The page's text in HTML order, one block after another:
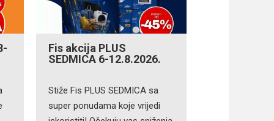
Fis akcija PLUS
SEDMICA 6-12.8.2026.
Stiže Fis PLUS SEDMICA sa
super ponudama koje vrijedi